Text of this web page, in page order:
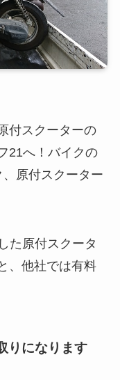
付スクーターの
21へ！バイクの
原付スクーター
た原付スクータ
、他社では有料
りになります